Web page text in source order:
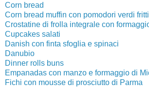
Corn bread
Corn bread muffin con pomodori verdi fritti
Crostatine di frolla integrale con
Cupcakes salati
Danish con finta sfoglia e spinaci
Danubio
Dinner rolls buns
Empanadas con manzo e formaggio di
Fichi con mousse di prosciutto di Parma